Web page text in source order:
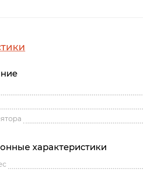
характеристики